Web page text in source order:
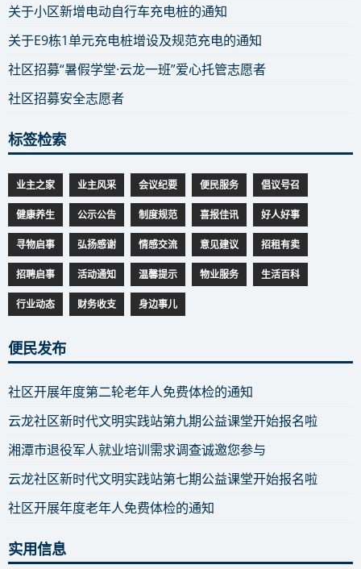
关于小区新增电动自行车充电桩的通知
关于E9栋1单元充电桩增设及规范充电的通知
社区招募“暑假学堂·云龙一班”爱心托管志愿者
社区招募安全志愿者
标签检索
业主之家 业主风采 会议纪要 便民服务 倡议号召
健康养生 公示公告 制度规范 喜报佳讯 好人好事
寻物启事 弘扬感谢 情感交流 意见建议 招租有卖
招聘启事 活动通知 温馨提示 物业服务 生活百科
行业动态 财务收支 身边事儿
便民发布
社区开展年度第二轮老年人免费体检的通知
云龙社区新时代文明实践站第九期公益课堂开始报名啦
湘潭市退役军人就业培训需求调查诚邀您参与
云龙社区新时代文明实践站第七期公益课堂开始报名啦
社区开展年度老年人免费体检的通知
实用信息